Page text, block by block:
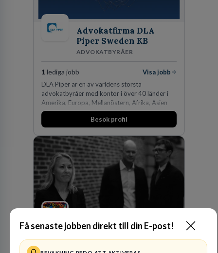
Få senaste jobben direkt till din E-post!
Advokatfirma DLA
Piper Sweden KB
ADVOKATBYRÅER
1lediga jobb
Visa jobb
DLA Piper är en av världens största
advokatbyråer med kontor i över 40 länder i
Amerika, Europa, Mellanöstern, Afrika, Asien
och Oceanien. Vi är specialister inom
affärsjuridikens alla områden och vi har några
fler än 450 jurister på fem kontor i Stockholm,
Köpenhamn, Århus, Oslo och Helsingfors kan vi
på DLA Piper erbjuda våra klienter en unik,
effektiv och gränsöverskridande nordisk
expertis. På vårt kontor i centrala Stockholm är
vi idag drygt 240 medarbetare.
Besök profil
Gulliksson AB
JURIDISK RÅDGIVNING